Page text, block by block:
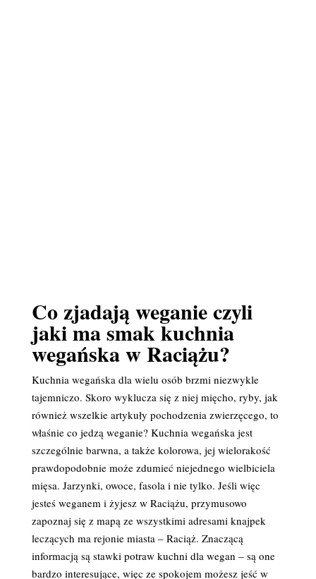
Co zjadają weganie czyli
jaki ma smak kuchnia
wegańska w Raciążu?
Kuchnia wegańska dla wielu osób brzmi niezwykle
tajemniczo. Skoro wyklucza się z niej mięcho, ryby, jak
również wszelkie artykuły pochodzenia zwierzęcego, to
właśnie co jedzą weganie? Kuchnia wegańska jest
szczególnie barwna, a także kolorowa, jej wielorakość
prawdopodobnie może zdumieć niejednego wielbiciela
mięsa. Jarzynki, owoce, fasola i nie tylko. Jeśli więc
jesteś weganem i żyjesz w Raciążu, przymusowo
zapoznaj się z mapą ze wszystkimi adresami knajpek
leczących ma rejonie miasta – Raciąż. Znaczącą
informacją są stawki potraw kuchni dla wegan – są one
bardzo interesujące, więc ze spokojem możesz jeść w